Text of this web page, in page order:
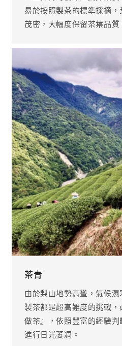
易於按照製茶的標準採摘
茂密，大幅度保留茶葉品質
茶青
由於梨山地勢高聳，氣候
製茶都是超高難度的挑戰
做茶』，依照豐富的經驗
進行日光萎凋。